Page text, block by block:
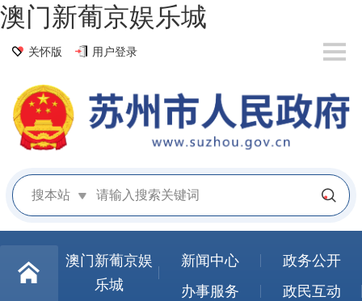
澳门新葡京娱乐城
关怀版 用户登录
搜本站
澳门新葡京娱
乐城
新闻中心
政务公开
办事服务
政民互动